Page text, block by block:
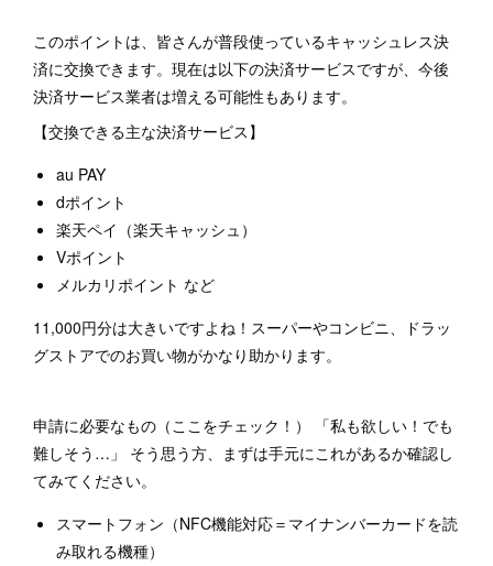
このポイントは、皆さんが普段使っているキャッシュレス決
済に交換できます。現在は以下の決済サービスですが、今後
決済サービス業者は増える可能性もあります。
【交換できる主な決済サービス】
au PAY
dポイント
楽天ペイ（楽天キャッシュ）
Vポイント
メルカリポイント など
11,000円分は大きいですよね！スーパーやコンビニ、ドラッ
グストアでのお買い物がかなり助かります。
申請に必要なもの（ここをチェック！） 「私も欲しい！でも
難しそう…」 そう思う方、まずは手元にこれがあるか確認し
てみてください。
スマートフォン（NFC機能対応＝マイナンバーカードを読
み取れる機種）